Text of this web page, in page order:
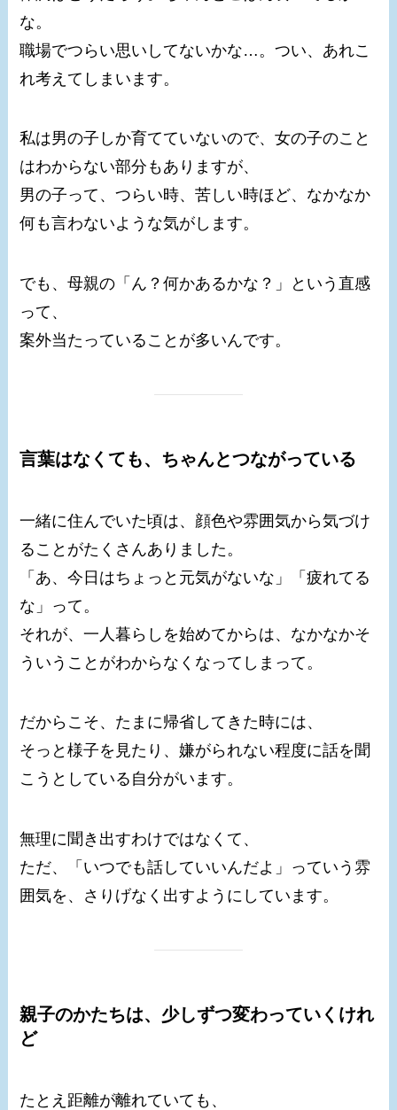
な。
職場でつらい思いしてないかな…。つい、あれこ
れ考えてしまいます。
私は男の子しか育てていないので、女の子のこと
はわからない部分もありますが、
男の子って、つらい時、苦しい時ほど、なかなか
何も言わないような気がします。
でも、母親の「ん？何かあるかな？」という直感
って、
案外当たっていることが多いんです。
言葉はなくても、ちゃんとつながっている
一緒に住んでいた頃は、顔色や雰囲気から気づけ
ることがたくさんありました。
「あ、今日はちょっと元気がないな」「疲れてる
な」って。
それが、一人暮らしを始めてからは、なかなかそ
ういうことがわからなくなってしまって。
だからこそ、たまに帰省してきた時には、
そっと様子を見たり、嫌がられない程度に話を聞
こうとしている自分がいます。
無理に聞き出すわけではなくて、
ただ、「いつでも話していいんだよ」っていう雰
囲気を、さりげなく出すようにしています。
親子のかたちは、少しずつ変わっていくけれ
ど
たとえ距離が離れていても、